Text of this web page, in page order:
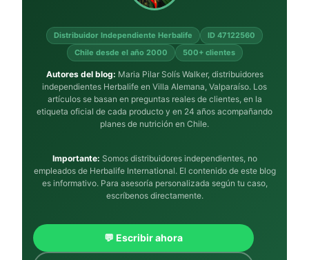
Distribuidor Independiente Herbalife
ID 47122560
Chile desde el año 2000
500+ clientes
Autores del blog: Maria Pilar Solís Walker, distribuidores
independientes Herbalife en Villa Alemana, Valparaíso. Los
artículos se basan en preguntas reales de clientes, en la
etiqueta oficial de cada producto y en 24 años acompañando
planes de nutrición en Chile.
Importante: Somos distribuidores independientes, no
empleados de Herbalife International. El contenido de este blog
es informativo. Para asesoría personalizada según tu caso,
escríbenos directamente.
💬 Escribir ahora